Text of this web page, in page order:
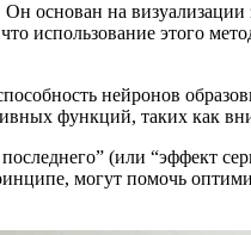
основан на визуализации
использование этого
нейронов
функций, таких как
(или “эффект
могут помочь